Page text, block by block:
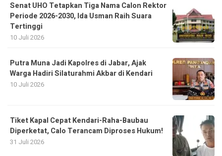
Senat UHO Tetapkan Tiga Nama Calon Rektor
Periode 2026-2030, Ida Usman Raih Suara
Tertinggi
10 Juli 2026
Putra Muna Jadi Kapolres di Jabar, Ajak
Warga Hadiri Silaturahmi Akbar di Kendari
10 Juli 2026
Tiket Kapal Cepat Kendari-Raha-Baubau
Diperketat, Calo Terancam Diproses Hukum!
31 Juli 2026